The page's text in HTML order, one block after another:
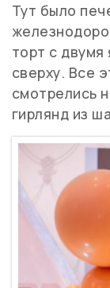
Тут было
торт с
сверху. Все
смотрелись
гирлянд из